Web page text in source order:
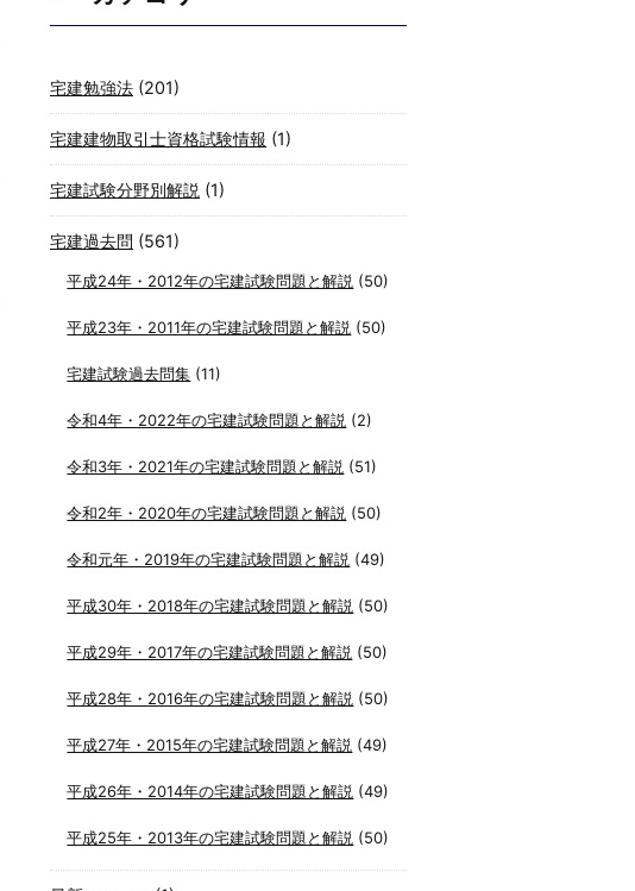
宅建勉強法 (201)
宅建建物取引士資格試験情報 (1)
宅建試験分野別解説 (1)
宅建過去問 (561)
平成24年・2012年の宅建試験問題と解説 (50)
平成23年・2011年の宅建試験問題と解説 (50)
宅建試験過去問集 (11)
令和4年・2022年の宅建試験問題と解説 (2)
令和3年・2021年の宅建試験問題と解説 (51)
令和2年・2020年の宅建試験問題と解説 (50)
令和元年・2019年の宅建試験問題と解説 (49)
平成30年・2018年の宅建試験問題と解説 (50)
平成29年・2017年の宅建試験問題と解説 (50)
平成28年・2016年の宅建試験問題と解説 (50)
平成27年・2015年の宅建試験問題と解説 (49)
平成26年・2014年の宅建試験問題と解説 (49)
平成25年・2013年の宅建試験問題と解説 (50)